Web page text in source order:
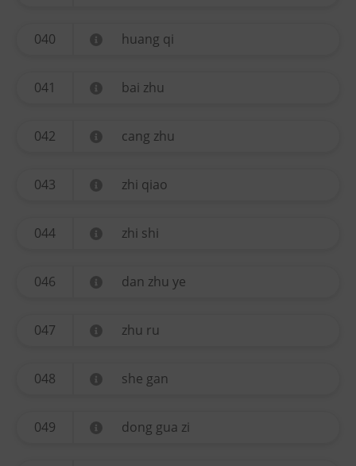
040 huang qi
041 bai zhu
042 cang zhu
043 zhi qiao
044 zhi shi
046 dan zhu ye
047 zhu ru
048 she gan
049 dong gua zi